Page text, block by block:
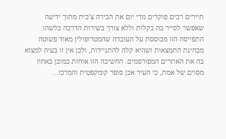
תיירים רבים פוקדים מדי יום את הבירה צ'כית מתוך ידיעה
שאפשר לסייר בה בקלות וללא צורך בשירות הדרכה כלשהו.
התפייסה הזו מבוססת על העובדה שהמטרופולין מאוד פשוטה
מבחינת התמצאות ושהיא קלה להתניידות, ולכן אין זו בעיה למצוא
בה את האתרים המפורסמים. החשיבה הזו אוחזת כמובן באחוז
מסוים של אמת, כי העיר אכן סופר קומקפטית והמרכז…